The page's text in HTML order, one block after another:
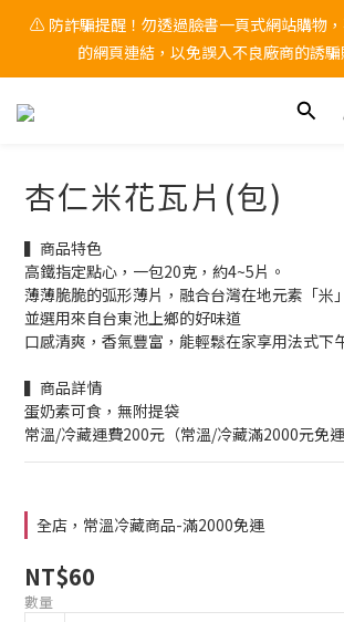
🚨 中秋檔期 9/1~9/25 黑貓物流 「無法保證
禮需求，請務必自行提前到貨
⚠ 防詐騙提醒！勿透過臉書一頁式網站購物
的網頁連結，以免誤入不良廠商的誘騙
🚨 中秋檔期 9/1~9/25 黑貓物流 「無法保證
杏仁米花瓦片(包)
▍商品特色
高鐵指定點心，一包20克，約4~5片。
薄薄脆脆的弧形薄片，融合台灣在地元素「米」
並選用來自台東池上鄉的好味道
口感清爽，香氣豐富，能輕鬆在家享用法式下
▍商品詳情
蛋奶素可食，無附提袋
常溫/冷藏運費200元（常溫/冷藏滿2000元免運
全店，常溫冷藏商品-滿2000免運
NT$60
數量